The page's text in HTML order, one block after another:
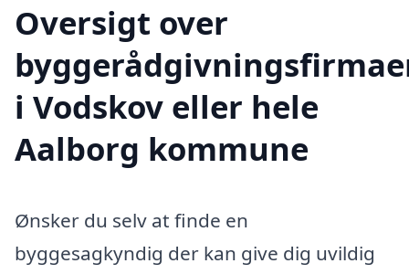
Oversigt over
i Vodskov eller hele
Aalborg kommune
Ønsker du selv at finde en
byggesagkyndig der kan give dig uvildig